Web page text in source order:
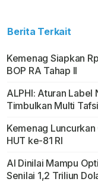
Berita Terkait
Kemenag Siapkan
BOP RA Tahap II
ALPHI: Aturan Label
Timbulkan Multi
Kemenag
HUT ke-81 RI
AI Dinilai Mampu
Senilai 1,2 Triliun